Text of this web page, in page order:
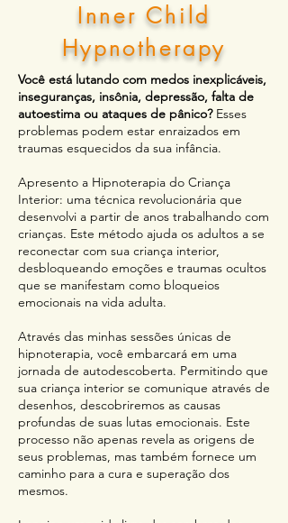
Inner Child
Hypnotherapy
Você está lutando com medos inexplicáveis,
inseguranças, insônia, depressão, falta de
autoestima ou ataques de pânico?Esses
problemas podem estar enraizados em
traumas esquecidos da sua infância.
Apresento a Hipnoterapia do Criança
Interior: uma técnica revolucionária que
desenvolvi a partir de anos trabalhando com
crianças. Este método ajuda os adultos a se
reconectar com sua criança interior,
desbloqueando emoções e traumas ocultos
que se manifestam como bloqueios
emocionais na vida adulta.
Através das minhas sessões únicas de
hipnoterapia, você embarcará em uma
jornada de autodescoberta. Permitindo que
sua criança interior se comunique através de
desenhos, descobriremos as causas
profundas de suas lutas emocionais. Este
processo não apenas revela as origens de
seus problemas, mas também fornece um
caminho para a cura e superação dos
mesmos.